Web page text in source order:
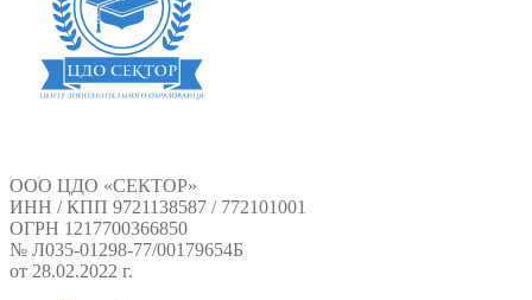
ООО ЦДО «СЕКТОР»
ИНН / КПП 9721138587 / 772101001
ОГРН 1217700366850
№ Л035-01298-77/00179654Б
от 28.02.2022 г.